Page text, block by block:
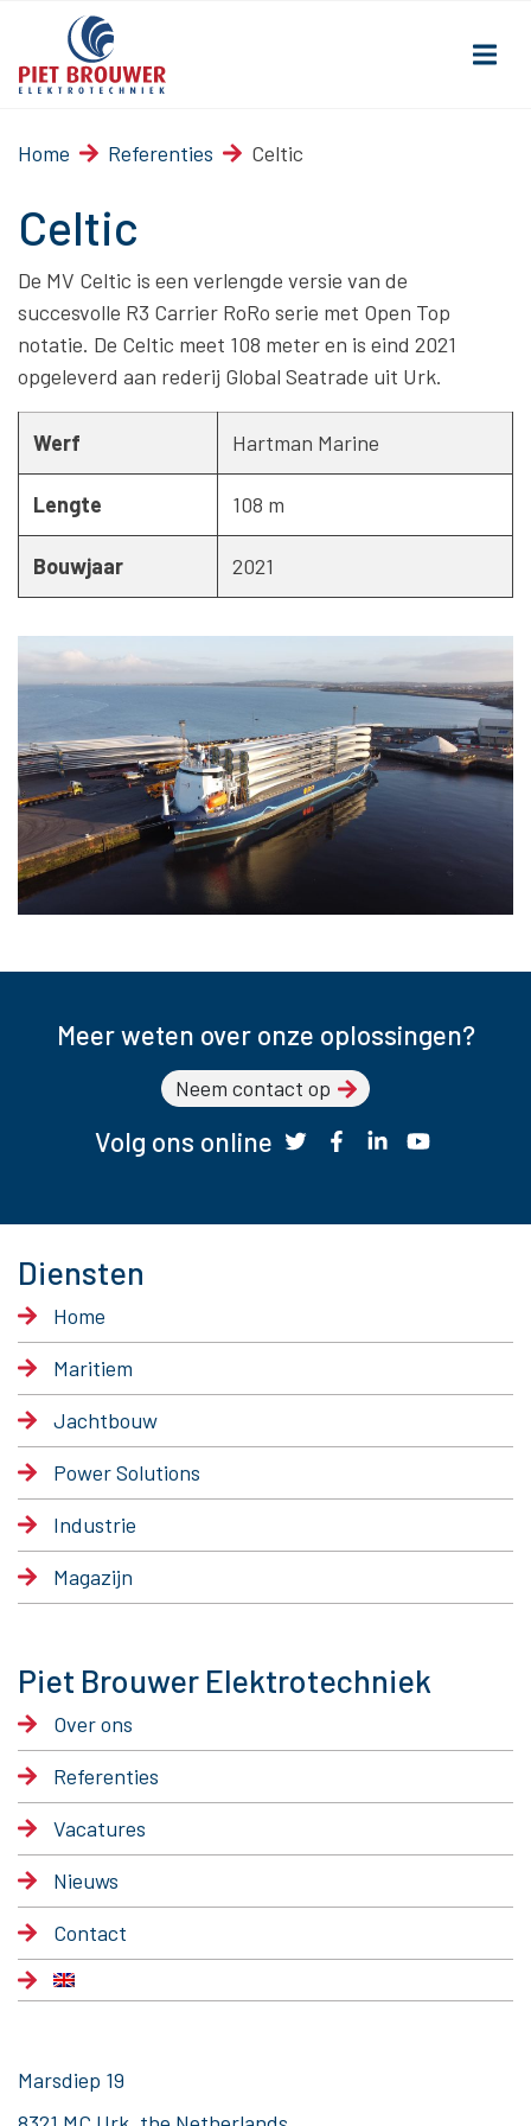
Home Referenties Celtic
Celtic
De MV Celtic is een verlengde versie van de
succesvolle R3 Carrier RoRo serie met Open Top
notatie. De Celtic meet 108 meter en is eind 2021
opgeleverd aan rederij Global Seatrade uit Urk.
Werf Hartman Marine
Lengte 108 m
Bouwjaar 2021
Meer weten over onze oplossingen?
Neem contact op
Volg ons online
Diensten
Home
Maritiem
Jachtbouw
Power Solutions
Industrie
Magazijn
Piet Brouwer Elektrotechniek
Over ons
Referenties
Vacatures
Nieuws
Contact
Marsdiep 19